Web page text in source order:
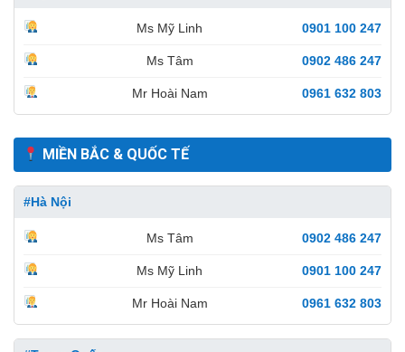
Ms Mỹ Linh 0901 100 247
Ms Tâm 0902 486 247
Mr Hoài Nam 0961 632 803
MIỀN BẮC & QUỐC TẾ
#Hà Nội
Ms Tâm 0902 486 247
Ms Mỹ Linh 0901 100 247
Mr Hoài Nam 0961 632 803